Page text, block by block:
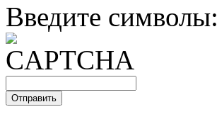
Введите символы: